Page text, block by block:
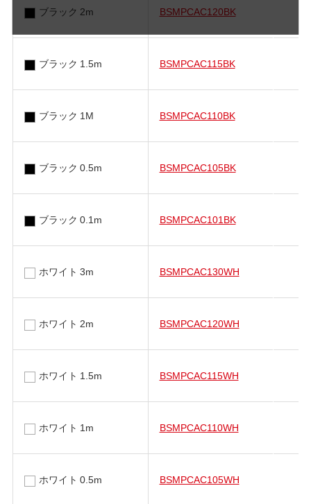
ブラック 2m BSMPCAC120BK
ブラック 1.5m BSMPCAC115BK
ブラック 1M BSMPCAC110BK
ブラック 0.5m BSMPCAC105BK
ブラック 0.1m BSMPCAC101BK
ホワイト 3m BSMPCAC130WH
ホワイト 2m BSMPCAC120WH
ホワイト 1.5m BSMPCAC115WH
ホワイト 1m BSMPCAC110WH
ホワイト 0.5m BSMPCAC105WH